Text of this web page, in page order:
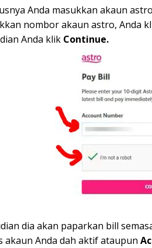
Anda masukkan akaun
nombor akaun astro, Anda
Anda klik Continue.
dia akan paparkan bill
akaun Anda dah aktif ataupun